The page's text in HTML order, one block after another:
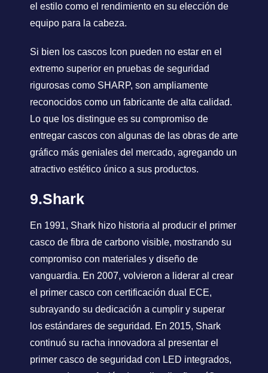
el estilo como el rendimiento en su elección de
equipo para la cabeza.
Si bien los cascos Icon pueden no estar en el
extremo superior en pruebas de seguridad
rigurosas como SHARP, son ampliamente
reconocidos como un fabricante de alta calidad.
Lo que los distingue es su compromiso de
entregar cascos con algunas de las obras de arte
gráfico más geniales del mercado, agregando un
atractivo estético único a sus productos.
9.Shark
En 1991, Shark hizo historia al producir el primer
casco de fibra de carbono visible, mostrando su
compromiso con materiales y diseño de
vanguardia. En 2007, volvieron a liderar al crear
el primer casco con certificación dual ECE,
subrayando su dedicación a cumplir y superar
los estándares de seguridad. En 2015, Shark
continuó su racha innovadora al presentar el
primer casco de seguridad con LED integrados,